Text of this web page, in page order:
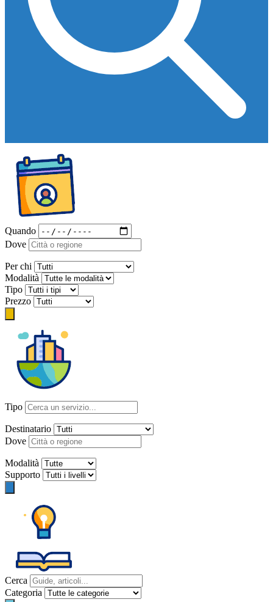
Quando
Dove
Per chi
Modalità
Tipo
Prezzo
Tipo
Destinatario
Dove
Modalità
Supporto
Cerca
Categoria